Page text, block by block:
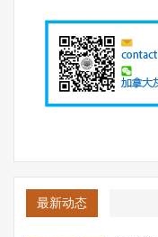
最新动态